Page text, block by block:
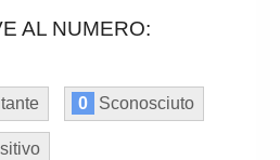
AL NUMERO:
0 Sconosciuto